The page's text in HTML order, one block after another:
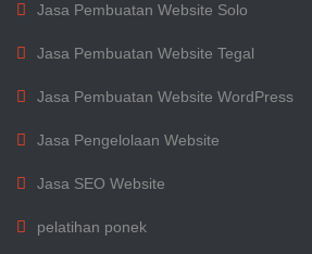
Jasa Pembuatan Website Solo
Jasa Pembuatan Website Tegal
Jasa Pembuatan Website WordPress
Jasa Pengelolaan Website
Jasa SEO Website
pelatihan ponek